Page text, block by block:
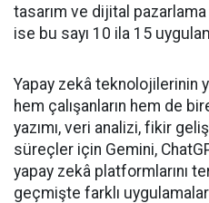
tasarım ve dijital
ise bu sayı 10 ila 15
Yapay zekâ teknolojilerinin
hem çalışanların hem de
yazımı, veri analizi, fikir
süreçler için Gemini,
yapay zekâ platformlarını
geçmişte farklı